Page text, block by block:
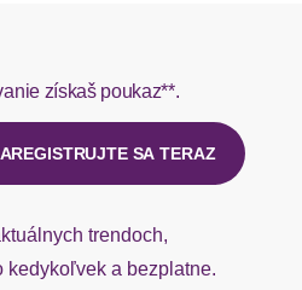
Hermes do 1-3 pracovných dní.
o nový u našej zákazníckej služby.
získaš poukaz**.
SA TERAZ
trendoch,
kedykoľvek a bezplatne.